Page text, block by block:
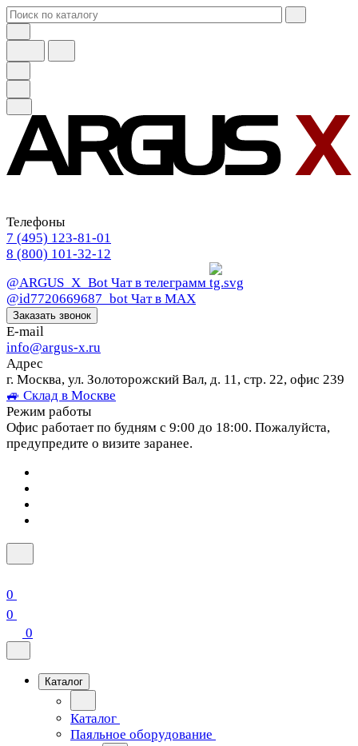
Телефоны
7 (495) 123-81-01
8 (800) 101-32-12
@ARGUS_X_Bot Чат в телеграмм
@id7720669687_bot Чат в МАХ
Заказать звонок
E-mail
info@argus-x.ru
Адрес
г. Москва, ул. Золоторожский Вал, д. 11, стр. 22, офис 239
🚙 Склад в Москве
Режим работы
Офис работает по будням с 9:00 до 18:00. Пожалуйста,
предупредите о визите заранее.
0
0
0
Каталог
Каталог
Паяльное оборудование